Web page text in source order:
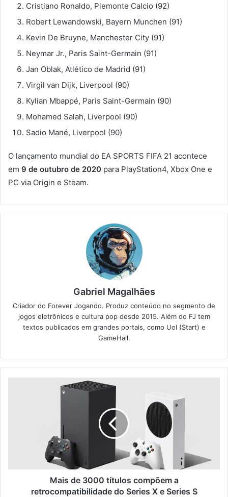
Cristiano Ronaldo, Piemonte Calcio (92)
Robert Lewandowski, Bayern Munchen (91)
Kevin De Bruyne, Manchester City (91)
Neymar Jr., Paris Saint-Germain (91)
Jan Oblak, Atlético de Madrid (91)
Virgil van Dijk, Liverpool (90)
Kylian Mbappé, Paris Saint-Germain (90)
Mohamed Salah, Liverpool (90)
Sadio Mané, Liverpool (90)
O lançamento mundial do EA SPORTS FIFA 21 acontece
em 9 de outubro de 2020 para PlayStation4, Xbox One e
PC via Origin e Steam.
Gabriel Magalhães
Criador do Forever Jogando. Produz conteúdo no segmento de
jogos eletrônicos e cultura pop desde 2015. Além do FJ tem
textos publicados em grandes portais, como Uol (Start) e
GameHall.
Mais de 3000 títulos compõem a
retrocompatibilidade do Series X e Series S